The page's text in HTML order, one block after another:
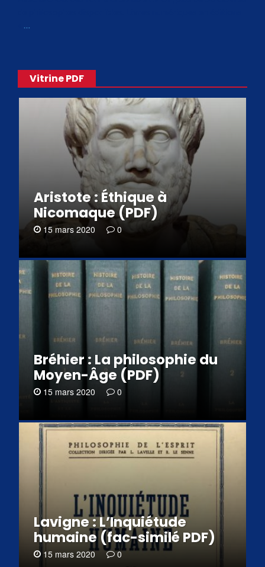
Vitrine PDF
Aristote : Éthique à
Nicomaque (PDF)
15 mars 2020 0
Bréhier : La philosophie du
Moyen-Âge (PDF)
15 mars 2020 0
Lavigne : L’Inquiétude
humaine (fac-similé PDF)
15 mars 2020 0